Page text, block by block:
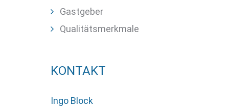
Gastgeber
Qualitätsmerkmale
KONTAKT
Ingo Block